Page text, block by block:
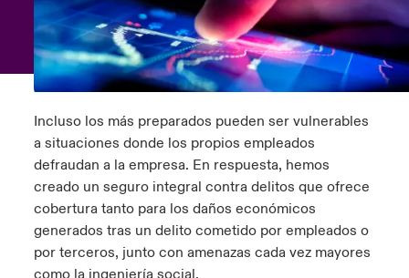
Contacto
Acceso
Siniestros
Relaciones Con Inversores
Beazley
Transformación tecnológica y ciberriesgo 2025
Resilience - Riesgos climáticos y medioambientales 2025
Cyber
Services Snapshot
Spain
(French)
America
(French)
America
(French)
America
(French)
America
(French)
America
(French)
America
(French)
America
(French)
America
(French)
America
(French)
America
(French)
America
Incluso los más preparados pueden ser vulnerables
a situaciones donde los propios empleados
defraudan a la empresa. En respuesta, hemos
creado un seguro integral contra delitos que ofrece
cobertura tanto para los daños económicos
generados tras un delito cometido por empleados o
por terceros, junto con amenazas cada vez mayores
como la ingeniería social.